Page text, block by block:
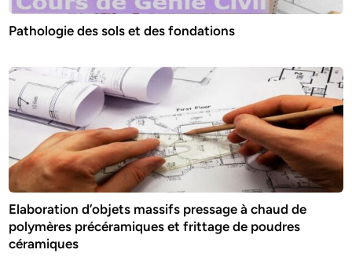
Pathologie des sols et des fondations
Elaboration d’objets massifs pressage à chaud de
polymères précéramiques et frittage de poudres
céramiques